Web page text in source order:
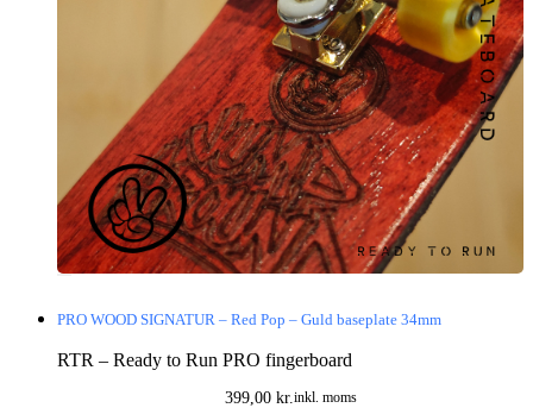
PRO WOOD SIGNATUR – Red Pop – Guld baseplate 34mm
RTR – Ready to Run PRO fingerboard
399,00 kr. inkl. moms